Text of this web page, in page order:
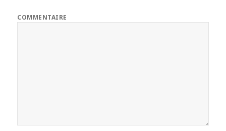
COMMENTAIRE